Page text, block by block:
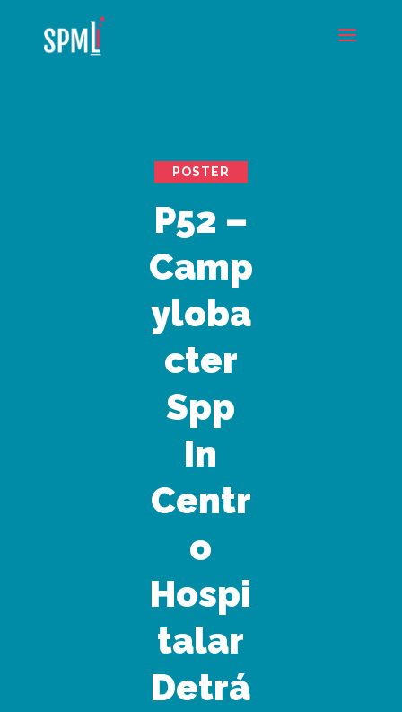
POSTER
P52 –
Camp
yloba
cter
Spp
In
Centr
o
Hospi
talar
Detrá